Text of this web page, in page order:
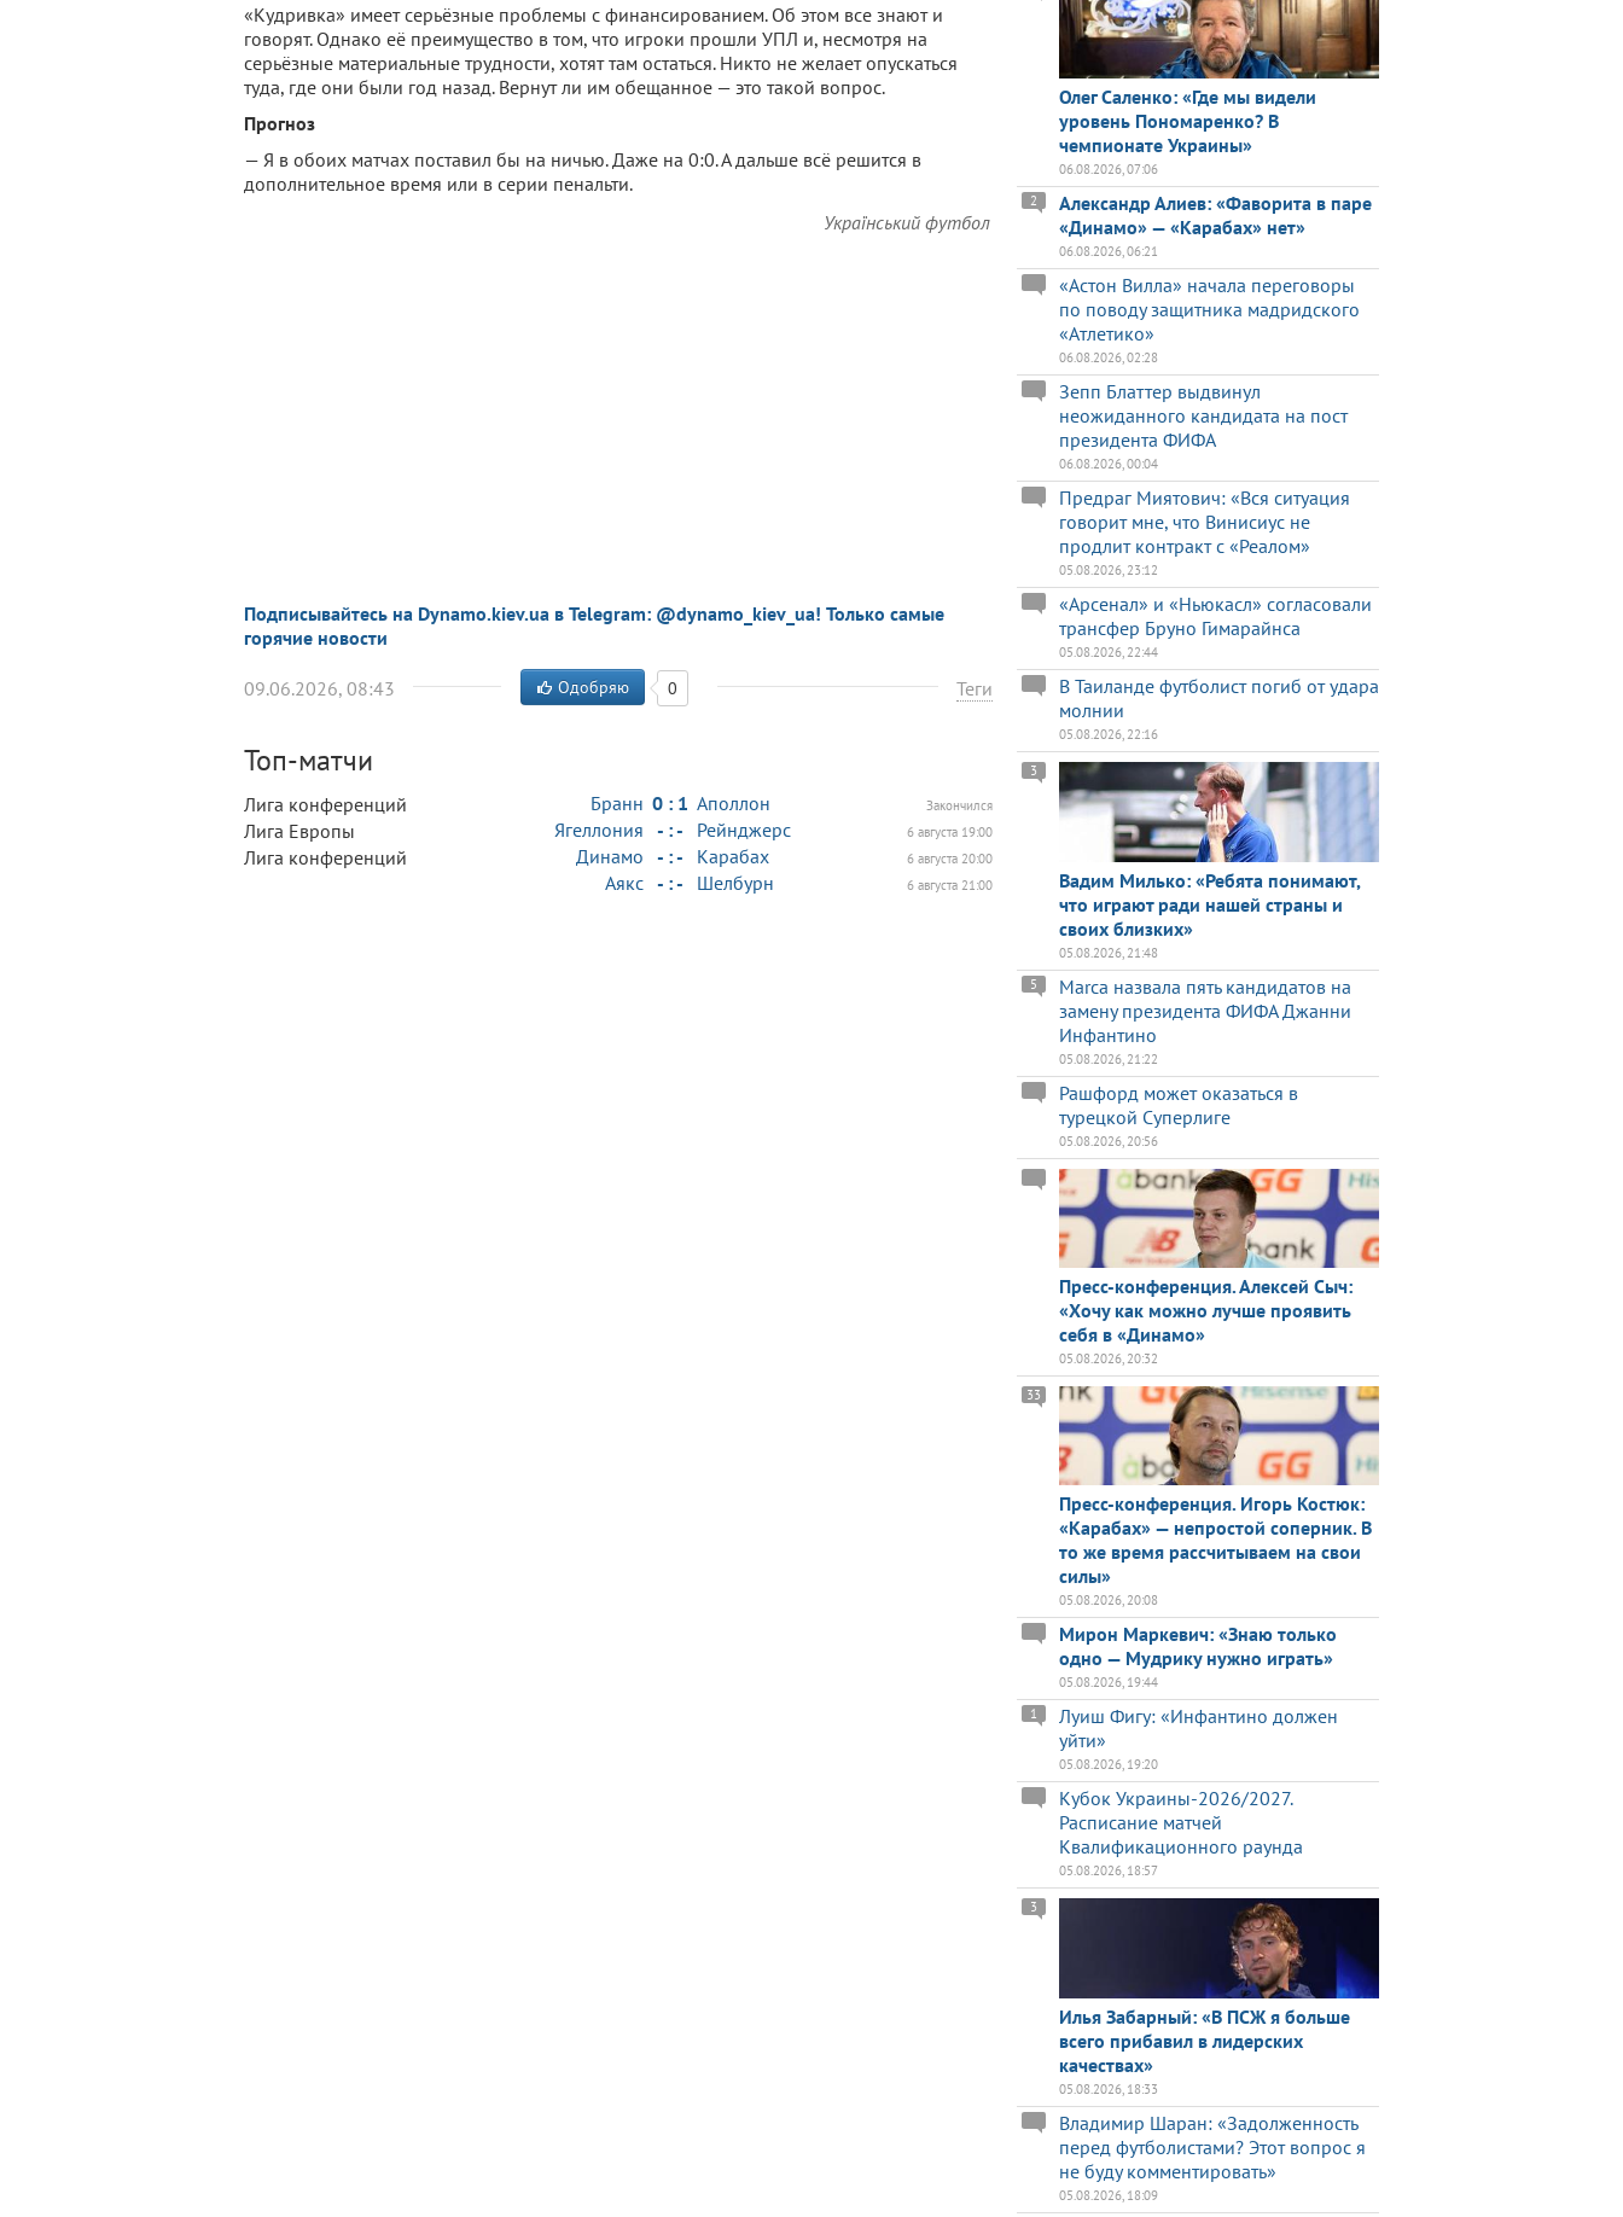
«Кудривка» имеет серьёзные проблемы с финансированием. Об этом все знают и
говорят. Однако её преимущество в том, что игроки прошли УПЛ и, несмотря на
серьёзные материальные трудности, хотят там остаться. Никто не желает опускаться
туда, где они были год назад. Вернут ли им обещанное — это такой вопрос.
Прогноз
— Я в обоих матчах поставил бы на ничью. Даже на 0:0. А дальше всё решится в
дополнительное время или в серии пенальти.
Український футбол
Подписывайтесь на Dynamo.kiev.ua в Telegram: @dynamo_kiev_ua! Только самые
горячие новости
09.06.2026, 08:43 Теги
Одобряю 0
Топ-матчи
Лига конференций Бранн Аполлон
0 : 1 Закончился
Лига Европы Ягеллония Рейнджерс
- : - 6 августа 19:00
Лига конференций Динамо Карабах
- : - 6 августа 20:00
Аякс Шелбурн
- : - 6 августа 21:00
Олег Саленко: «Где мы видели
уровень Пономаренко? В
чемпионате Украины»
06.08.2026, 07:06
Александр Алиев: «Фаворита в паре
«Динамо» — «Карабах» нет»
2
06.08.2026, 06:21
«Астон Вилла» начала переговоры
по поводу защитника мадридского
«Атлетико»
06.08.2026, 02:28
Зепп Блаттер выдвинул
неожиданного кандидата на пост
президента ФИФА
06.08.2026, 00:04
Предраг Миятович: «Вся ситуация
говорит мне, что Винисиус не
продлит контракт с «Реалом»
05.08.2026, 23:12
«Арсенал» и «Ньюкасл» согласовали
трансфер Бруно Гимарайнса
05.08.2026, 22:44
В Таиланде футболист погиб от удара
молнии
05.08.2026, 22:16
Вадим Милько: «Ребята понимают,
что играют ради нашей страны и
своих близких»
3
05.08.2026, 21:48
Marca назвала пять кандидатов на
замену президента ФИФА Джанни
Инфантино
5
05.08.2026, 21:22
Рашфорд может оказаться в
турецкой Суперлиге
05.08.2026, 20:56
Пресс-конференция. Алексей Сыч:
«Хочу как можно лучше проявить
себя в «Динамо»
05.08.2026, 20:32
Пресс-конференция. Игорь Костюк:
«Карабах» — непростой соперник. В
то же время рассчитываем на свои
силы»
33
05.08.2026, 20:08
Мирон Маркевич: «Знаю только
одно — Мудрику нужно играть»
05.08.2026, 19:44
Луиш Фигу: «Инфантино должен
уйти»
1
05.08.2026, 19:20
Кубок Украины-2026/2027.
Расписание матчей
Квалификационного раунда
05.08.2026, 18:57
Илья Забарный: «В ПСЖ я больше
всего прибавил в лидерских
качествах»
3
05.08.2026, 18:33
Владимир Шаран: «Задолженность
перед футболистами? Этот вопрос я
не буду комментировать»
05.08.2026, 18:09